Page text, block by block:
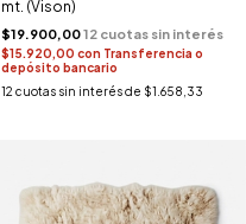
mt. (Vison)
$19.900,00
$15.920,00 con Transferencia o
depósito bancario
12 cuotas sin interés de $1.658,33